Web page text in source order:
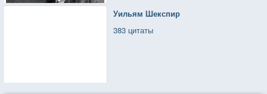
Уильям Шекспир
383 цитаты